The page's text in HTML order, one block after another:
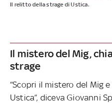
Il relitto della strage di Ustica.
Il mistero del Mig,
strage
“Scopri il mistero del Mig
Ustica”, diceva Giovanni